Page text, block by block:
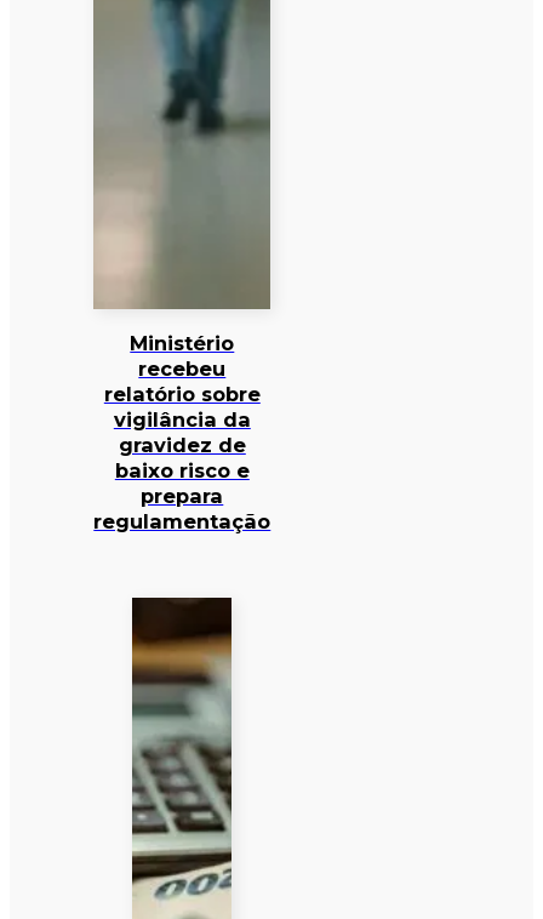
Ministério
recebeu
relatório sobre
vigilância da
gravidez de
baixo risco e
prepara
regulamentação